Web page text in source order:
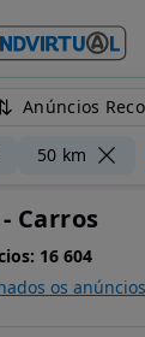
Anúncios
50 km
Carros
16 604
os